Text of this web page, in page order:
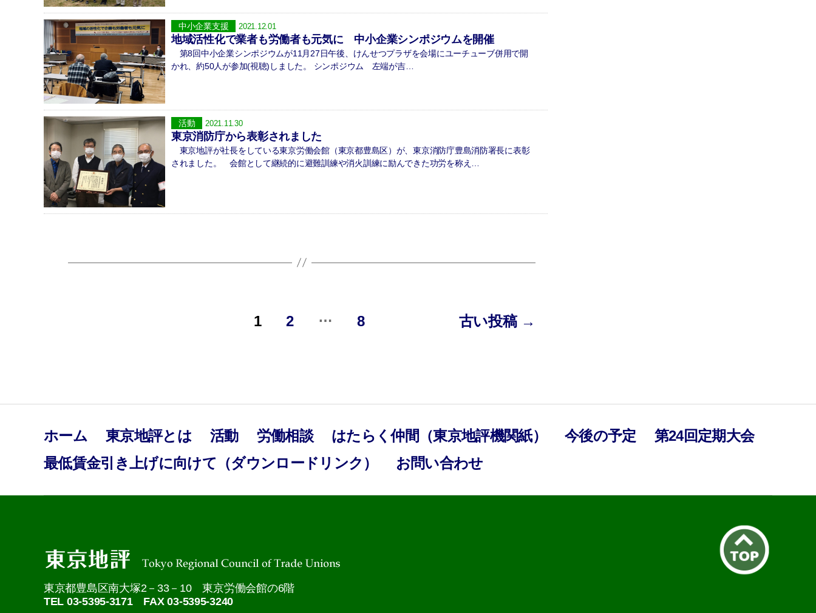
中小企業支援 2021.12.01
地域活性化で業者も労働者も元気に 中小企業シンポジウムを開催
第8回中小企業シンポジウムが11月27日午後、けんせつプラザを会場にユーチューブ併用で開
かれ、約50人が参加(視聴)しました。 シンポジウム 左端が吉…
活動 2021.11.30
東京消防庁から表彰されました
東京地評が社長をしている東京労働会館（東京都豊島区）が、東京消防庁豊島消防署長に表彰
されました。 会館として継続的に避難訓練や消火訓練に励んできた功労を称え…
の
ペ
ー
送
り
1 2 … 8 古い投稿 →
ホーム 東京地評とは 活動 労働相談 はたらく仲間（東京地評機関紙） 今後の予定
第24回定期大会
最低賃金引き上げに向けて（ダウンロードリンク）
お問い合わせ
東京都豊島区南大塚2－33－10 東京労働会館の6階
TEL 03-5395-3171 FAX 03-5395-3240